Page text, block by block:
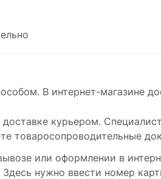
В интернет-магазине
курьером.
товаросопроводительные
или оформлении в
Здесь нужно ввести номер